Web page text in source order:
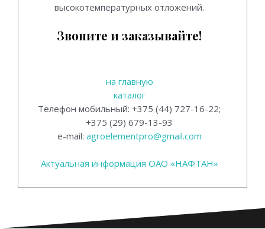
высокотемпературных отложений.
Звоните и заказывайте!
на главную
каталог
Телефон мобильный: +375 (44) 727-16-22;
+375 (29) 679-13-93
e-mail: agroelementpro@gmail.com
Актуальная информация ОАО «НАФТАН»